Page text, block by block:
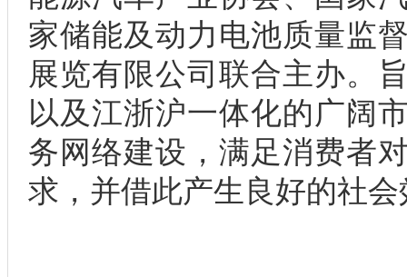
家储能及动力电池质量监
展览有限公司联合主办。
以及江浙沪一体化的广阔
务网络建设，满足消费者
求，并借此产生良好的社会